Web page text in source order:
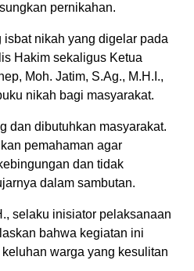
pernikahan.
nikah yang digelar pada
Hakim sekaligus Ketua
Moh. Jatim, S.Ag., M.H.I.,
nikah bagi masyarakat.
dan dibutuhkan masyarakat.
pemahaman agar
dan tidak
dalam sambutan.
selaku inisiator pelaksanaan
bahwa kegiatan ini
warga yang kesulitan